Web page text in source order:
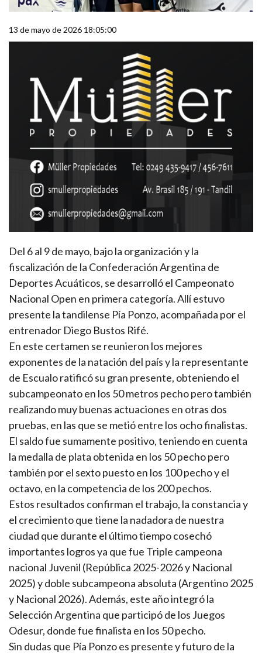
13 de mayo de 2026 18:05:00
Del 6 al 9 de mayo, bajo la organización y la
fiscalización de la Confederación Argentina de
Deportes Acuáticos, se desarrolló el Campeonato
Nacional Open en primera categoría. Allí estuvo
presente la tandilense Pía Ponzo, acompañada por el
entrenador Diego Bustos Rifé.
En este certamen se reunieron los mejores
exponentes de la natación del país y la representante
de Escualo ratificó su gran presente, obteniendo el
subcampeonato en los 50 metros pecho pero también
realizando muy buenas actuaciones en otras dos
pruebas, en las que se metió entre los ocho finalistas.
El saldo fue sumamente positivo, teniendo en cuenta
la medalla de plata obtenida en los 50 pecho pero
también por el sexto puesto en los 100 pecho y el
octavo, en la competencia de los 200 pechos.
Estos resultados confirman el trabajo, la constancia y
el crecimiento que tiene la nadadora de nuestra
ciudad que durante el último tiempo cosechó
importantes logros ya que fue Triple campeona
nacional Juvenil (República 2025-2026 y Nacional
2025) y doble subcampeona absoluta (Argentino 2025
y Nacional 2026). Además, este año integró la
Selección Argentina que participó de los Juegos
Odesur, donde fue finalista en los 50 pecho.
Sin dudas que Pía Ponzo es presente y futuro de la